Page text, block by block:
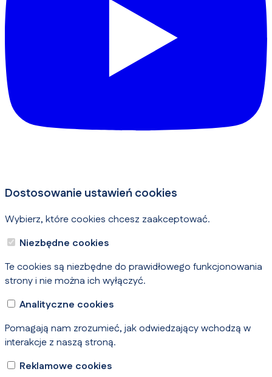
Dostosowanie ustawień cookies
Wybierz, które cookies chcesz zaakceptować.
Niezbędne cookies
Te cookies są niezbędne do prawidłowego funkcjonowania
strony i nie można ich wyłączyć.
Analityczne cookies
Pomagają nam zrozumieć, jak odwiedzający wchodzą w
interakcje z naszą stroną.
Reklamowe cookies